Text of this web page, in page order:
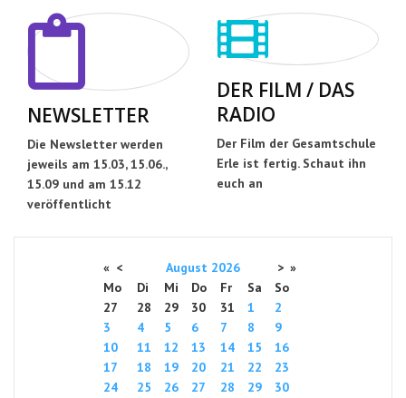
NEWSLETTER
Die Newsletter werden
jeweils am 15.03, 15.06.,
15.09 und am 15.12
veröffentlicht
DER FILM / DAS
RADIO
Der Film der Gesamtschule
Erle ist fertig. Schaut ihn
euch an
« < August 2026 > »
Mo
Di Mi Do Fr Sa
So
27
28 29 30 31 1
2
3
4 5 6 7 8
9
10
11 12 13 14 15
16
17
18 19 20 21 22
23
24
25 26 27 28 29
30